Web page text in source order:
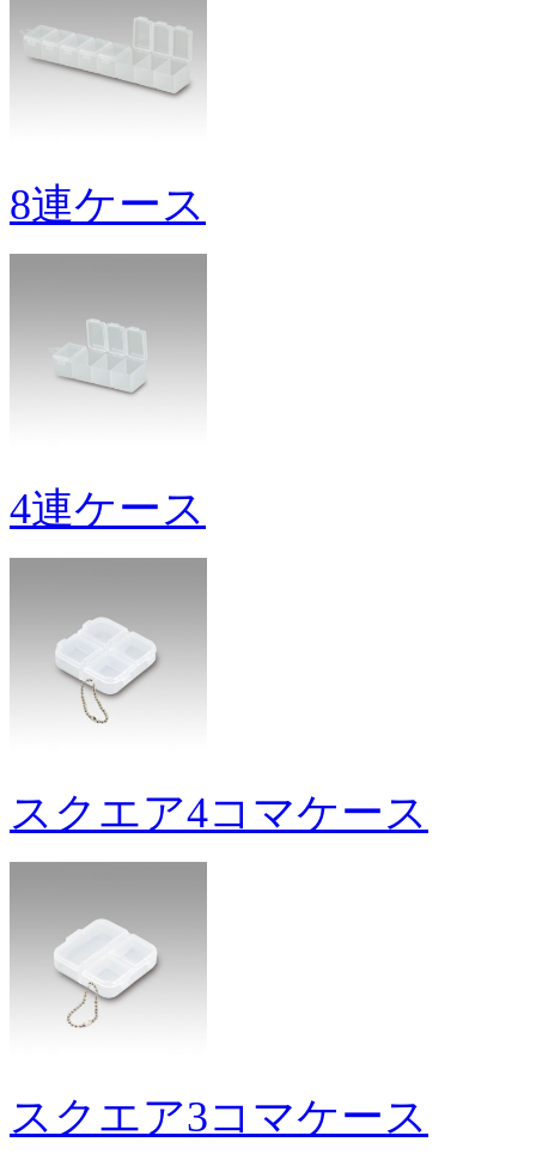
8連ケース
4連ケース
スクエア4コマケース
スクエア3コマケース